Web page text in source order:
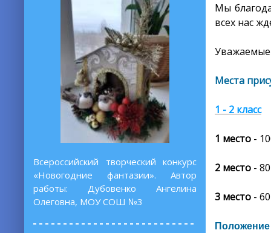
Всероссийский творческий конкурс
«Новогодние фантазии». Автор
работы: Дубовенко Ангелина
Олеговна, МОУ СОШ №3
Мы
всех нас
Уважаемые
Места
1 - 2 класс
1 место -
2 место -
3 место -